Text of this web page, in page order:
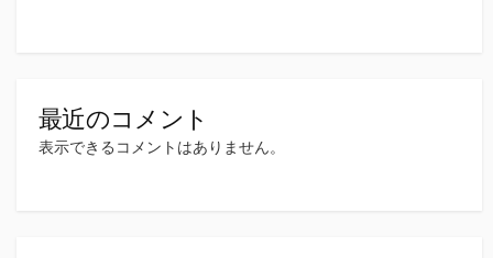
最近のコメント
表示できるコメントはありません。